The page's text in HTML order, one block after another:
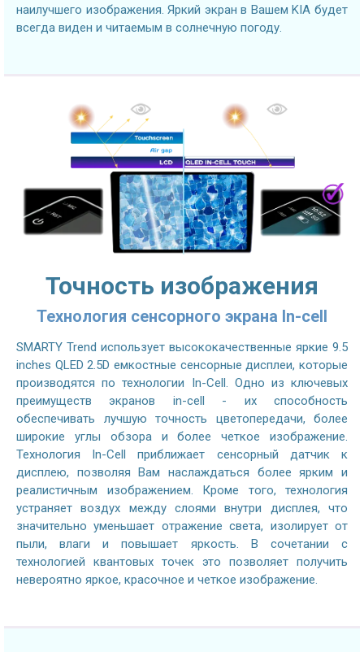
наилучшего изображения. Яркий экран в Вашем KIA будет
всегда виден и читаемым в солнечную погоду.
Точность изображения
Технология сенсорного экрана In-cell
SMARTY Trend использует высококачественные яркие 9.5
inches QLED 2.5D емкостные сенсорные дисплеи, которые
производятся по технологии In-Cell. Одно из ключевых
преимуществ экранов in-cell - их способность
обеспечивать лучшую точность цветопередачи, более
широкие углы обзора и более четкое изображение.
Технология In-Cell приближает сенсорный датчик к
дисплею, позволяя Вам наслаждаться более ярким и
реалистичным изображением. Кроме того, технология
устраняет воздух между слоями внутри дисплея, что
значительно уменьшает отражение света, изолирует от
пыли, влаги и повышает яркость. В сочетании с
технологией квантовых точек это позволяет получить
невероятно яркое, красочное и четкое изображение.